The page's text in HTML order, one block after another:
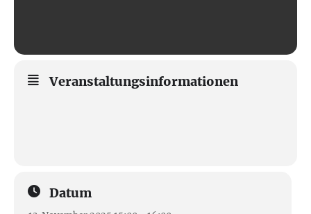
Veranstaltungsinformationen
Datum